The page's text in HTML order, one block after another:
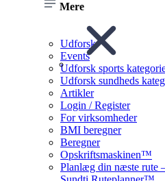
Mere
Udforsk
Events
Udforsk sports
Udforsk sundheds
Artikler
Login / Register
For virksomheder
BMI beregner
Beregner
Opskriftsmaskinen™
Planlæg din næste rute